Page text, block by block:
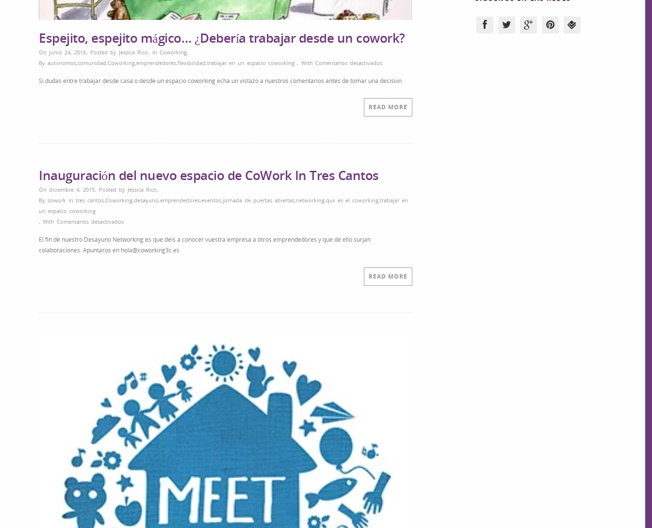
Espejito, espejito mágico… ¿Debería trabajar desde un cowork?
On junio 24, 2016, Posted by Jessica Rico, In Coworking,
By autónomos,comunidad,Coworking,emprendedores,flexibilidad,trabajar en un espacio coworking , With Comentarios desactivadosen
espejito
¿Debería
trabajar
Si dudas entre trabajar desde casa o desde un espacio coworking echa un vistazo a nuestros comentarios antes de tomar una decisión
READ MORE
Inauguración del nuevo espacio de CoWork In Tres Cantos
On diciembre 4, 2015, Posted by Jessica Rico,
By cowork in tres cantos,Coworking,desayuno,emprendedores,eventos,jornada de puertas abiertas,networking,qué es el coworking,trabajar en
un espacio coworking
, With Comentarios desactivadosen
del
nuevo
El fin de nuestro Desayuno Networking es que deis a conocer vuestra empresa a otros emprendedores y que de ello surjan
colaboraciones. Apuntaros en hola@coworking3c.es
READ MORE